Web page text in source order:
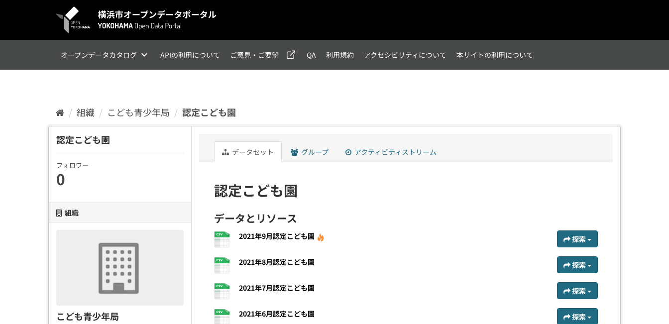
オープンデータカタログ APIの利用について ご意見・ご要望 QA 利用規約 アクセシビリティについて 本サイトの利用について
組織 こども青少年局 認定こども園
認定こども園
フォロワー
0
組織
こども青少年局
データセット グループ アクティビティストリーム
認定こども園
データとリソース
2021年9月認定こども園 探索
2021年8月認定こども園 探索
2021年7月認定こども園 探索
2021年6月認定こども園 探索